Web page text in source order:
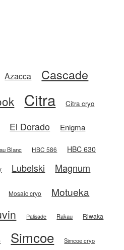
Azacca Cascade
Citra Citra cryo
El Dorado Enigma
Blanc HBC 586 HBC 630
Lubelski
Magnum
Mosaic cryo Motueka
Palisade Rakau Riwaka
Simcoe Simcoe cryo